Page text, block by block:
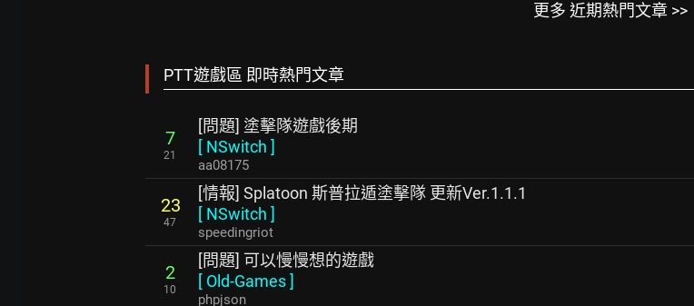
更多 近期熱門文章 >>
PTT遊戲區 即時熱門文章
7
21
[問題] 塗擊隊遊戲後期
[ NSwitch ]
aa08175
23
47
[情報] Splatoon 斯普拉遁塗擊隊 更新Ver.1.1.1
[ NSwitch ]
speedingriot
2
10
[問題] 可以慢慢想的遊戲
[ Old-Games]
phpjson